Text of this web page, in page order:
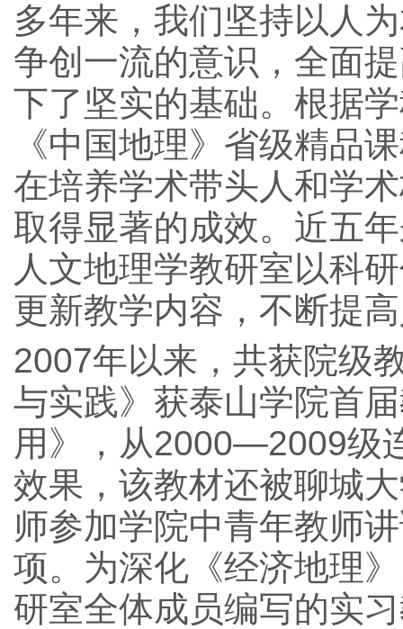
多年来，我们坚持以人
争创一流的意识，全面
下了坚实的基础。根据
《中国地理》省级精品
在培养学术带头人和学
取得显著的成效。近五
人文地理学教研室以科
更新教学内容，不断提
2007年以来，共获院级
与实践》获泰山学院首
用》，从2000―2009级
效果，该教材还被聊城
师参加学院中青年教师
项。为深化《经济地理
研室全体成员编写的实